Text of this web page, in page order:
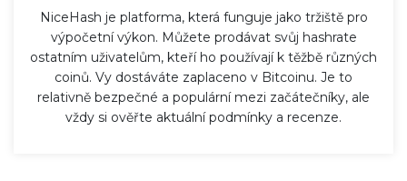
NiceHash je platforma, která funguje jako tržiště pro
výpočetní výkon. Můžete prodávat svůj hashrate
ostatním uživatelům, kteří ho používají k těžbě různých
coinů. Vy dostáváte zaplaceno v Bitcoinu. Je to
relativně bezpečné a populární mezi začátečníky, ale
vždy si ověřte aktuální podmínky a recenze.